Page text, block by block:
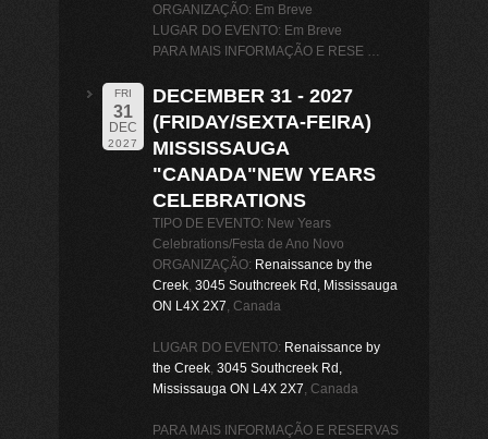
ORGANIZAÇÃO: Em Breve
LUGAR DO EVENTO: Em Breve
PARA MAIS INFORMAÇÃO E RESE …
FRI
31
DEC
2027
DECEMBER 31 - 2027
(FRIDAY/SEXTA-FEIRA)
MISSISSAUGA
"CANADA"NEW YEARS
CELEBRATIONS
TIPO DE EVENTO: New Years
Celebrations/Festa de Ano Novo
ORGANIZAÇÃO: Renaissance by the
Creek, 3045 Southcreek Rd, Mississauga
ON L4X 2X7 , Canada
LUGAR DO EVENTO: Renaissance by
the Creek, 3045 Southcreek Rd,
Mississauga ON L4X 2X7 , Canada
PARA MAIS INFORMAÇÃO E RESERVAS